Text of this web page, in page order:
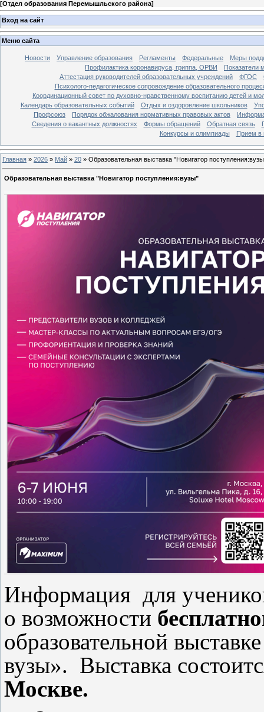
[Отдел образования Перемышльского района]
Вход на сайт
Меню сайта
Новости Управление образования Регламенты Федеральные
Меры
Профилактика коронавируса, гриппа, ОРВИ
Показатели
Аттестация руководителей образовательных учреждений
ФГОС
Психолого-педагогическое сопровождение образовательного
Координационный совет по духовно-нравственному воспитанию детей и
Календарь образовательных событий
Отдых и оздоровление школьников
Профсоюз
Порядок обжалования нормативных правовых актов
Сведения о вакантных должностях
Формы обращений Обратная связь
Конкурсы и олимпиады
Прием в
Главная » 2026 » Май » 20 » Образовательная выставка "Новигатор
Образовательная выставка "Новигатор поступления:вузы"
Информация для
о возможности
образовательной
вузы». Выставка
Москве.